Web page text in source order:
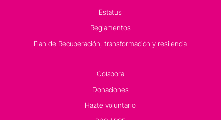
Estatus
Reglamentos
Plan de Recuperación, transformación y resilencia
Colabora
Donaciones
Hazte voluntario